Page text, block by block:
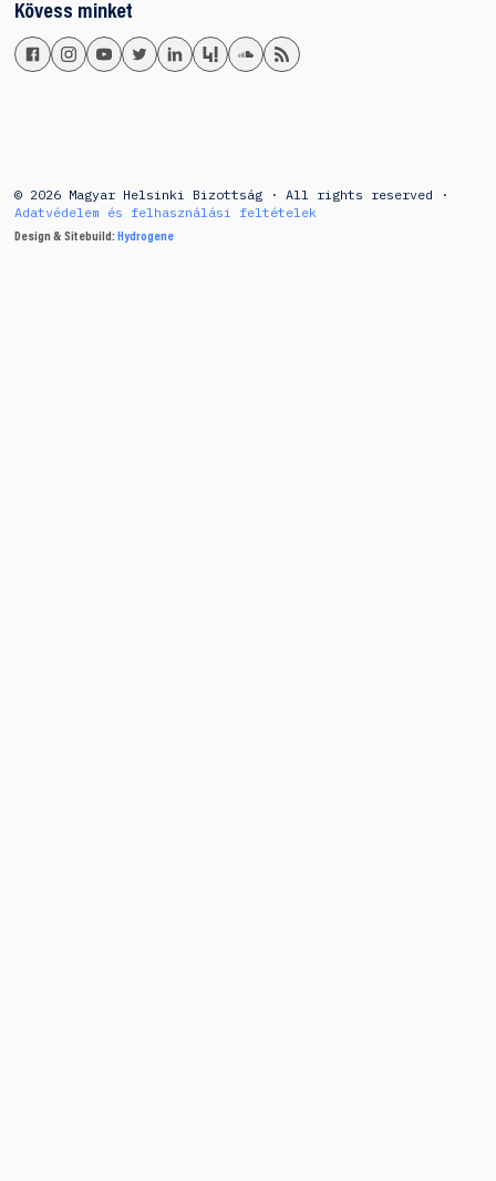
Kövess minket
© 2026 Magyar Helsinki Bizottság · All rights reserved ·
Adatvédelem és felhasználási feltételek
Design & Sitebuild: Hydrogene